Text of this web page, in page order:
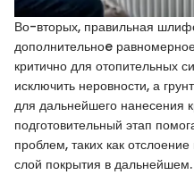
Во-вторых, правильная
дополнительноe
критично для отопительных
исключить неровности, а
для дальнейшего нанесения
подготовительный этап
проблем, таких как
слой покрытия в дальнейшем.